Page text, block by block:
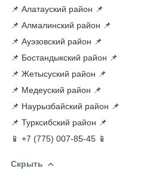
📌 Алатауский район 📌
📌 Алмалинский район 📌
📌 Ауэзовский район 📌
📌 Бостандыкский район 📌
📌 Жетысуский район 📌
📌 Медеуский район 📌
📌 Наурызбайский район 📌
📌 Турксибский район 📌
📱 +7 (775) 007-85-45 📱
Скрыть